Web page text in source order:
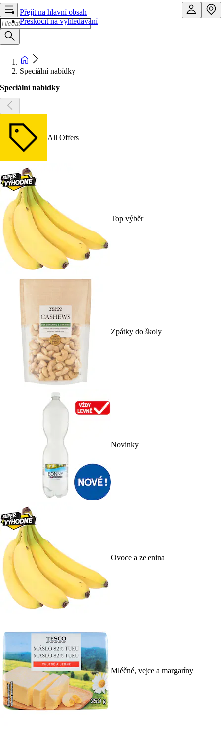
Přejít na hlavní obsah
Přeskočit na vyhledávání
Speciální nabídky
Speciální nabídky
All Offers
Top výběr
Zpátky do školy
Novinky
Ovoce a zelenina
Mléčné, vejce a margaríny